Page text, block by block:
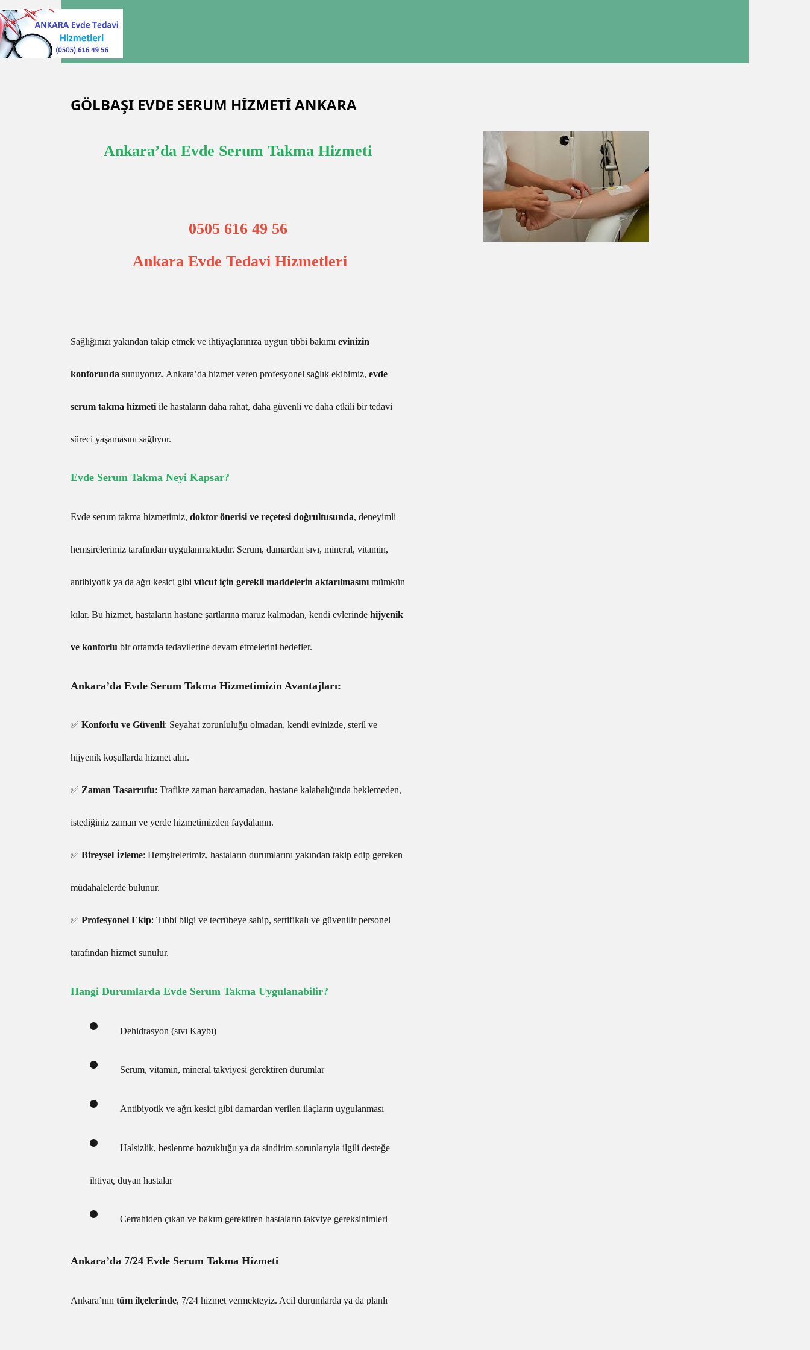
GÖLBAŞI EVDE SERUM HİZMETİ ANKARA
Ankara’da Evde Serum Takma Hizmeti
0505 616 49 56
Ankara Evde Tedavi Hizmetleri
Sağlığınızı yakından takip etmek ve ihtiyaçlarınıza uygun tıbbi bakımı evinizin
konforunda sunuyoruz. Ankara’da hizmet veren profesyonel sağlık ekibimiz, evde
serum takma hizmeti ile hastaların daha rahat, daha güvenli ve daha etkili bir tedavi
süreci yaşamasını sağlıyor.
Evde Serum Takma Neyi Kapsar?
Evde serum takma hizmetimiz, doktor önerisi ve reçetesi doğrultusunda, deneyimli
hemşirelerimiz tarafından uygulanmaktadır. Serum, damardan sıvı, mineral, vitamin,
antibiyotik ya da ağrı kesici gibi vücut için gerekli maddelerin aktarılmasını mümkün
kılar. Bu hizmet, hastaların hastane şartlarına maruz kalmadan, kendi evlerinde hijyenik
ve konforlu bir ortamda tedavilerine devam etmelerini hedefler.
Ankara’da Evde Serum Takma Hizmetimizin Avantajları:
✅ Konforlu ve Güvenli: Seyahat zorunluluğu olmadan, kendi evinizde, steril ve
hijyenik koşullarda hizmet alın.
✅ Zaman Tasarrufu: Trafikte zaman harcamadan, hastane kalabalığında beklemeden,
istediğiniz zaman ve yerde hizmetimizden faydalanın.
✅ Bireysel İzleme: Hemşirelerimiz, hastaların durumlarını yakından takip edip gereken
müdahalelerde bulunur.
✅ Profesyonel Ekip: Tıbbi bilgi ve tecrübeye sahip, sertifikalı ve güvenilir personel
tarafından hizmet sunulur.
Hangi Durumlarda Evde Serum Takma Uygulanabilir?
Dehidrasyon (sıvı Kaybı)
Serum, vitamin, mineral takviyesi gerektiren durumlar
Antibiyotik ve ağrı kesici gibi damardan verilen ilaçların uygulanması
Halsizlik, beslenme bozukluğu ya da sindirim sorunlarıyla ilgili desteğe
ihtiyaç duyan hastalar
Cerrahiden çıkan ve bakım gerektiren hastaların takviye gereksinimleri
Ankara’da 7/24 Evde Serum Takma Hizmeti
Ankara’nın tüm ilçelerinde, 7/24 hizmet vermekteyiz. Acil durumlarda ya da planlı